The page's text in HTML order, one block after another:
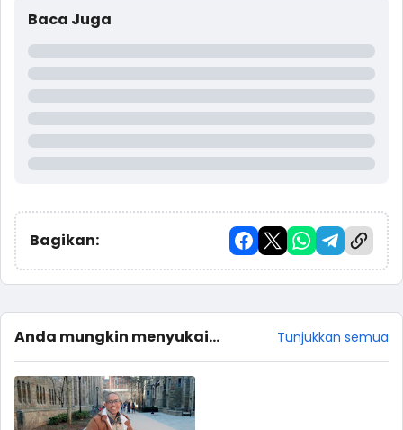
Baca Juga
Bagikan:
Anda mungkin menyukai
postingan ini
Tunjukkan semua